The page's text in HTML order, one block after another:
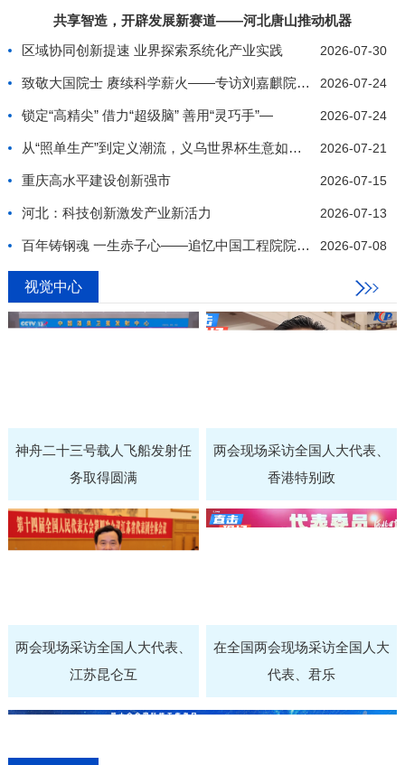
共享智造，开辟发展新赛道——河北唐山推动机器
区域协同创新提速 业界探索系统化产业实践
2026-07-30
致敬大国院士 赓续科学薪火——专访刘嘉麒院士纪实 2026-07-24
锁定“高精尖” 借力“超级脑” 善用“灵巧手”— 2026-07-24
从“照单生产”到定义潮流，义乌世界杯生意如何推陈 2026-07-21
重庆高水平建设创新强市 2026-07-15
河北：科技创新激发产业新活力 2026-07-13
百年铸钢魂 一生赤子心——追忆中国工程院院士、我 2026-07-08
视觉中心
神舟二十三号载人飞船发射任
务取得圆满
两会现场采访全国人大代表、
香港特别政
两会现场采访全国人大代表、
江苏昆仑互
在全国两会现场采访全国人大
代表、君乐